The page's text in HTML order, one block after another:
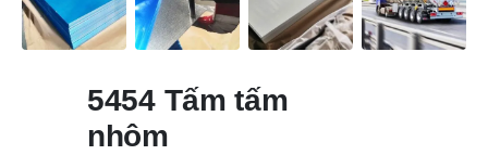
5454 Tấm tấm
nhôm